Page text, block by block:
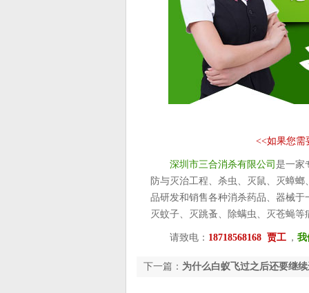
<<如果您需
深圳市三合消杀有限公司 是一家
防与灭治工程、杀虫、灭鼠、灭蟑
品研发和销售各种消杀药品、器械
灭蚊子、灭跳蚤、除螨虫、灭苍蝇
请致电： 18718568168 贾工 ， 我
下一篇： 为什么白蚁飞过之后还要继